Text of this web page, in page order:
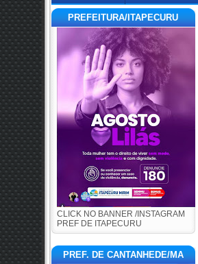
PREFEITURA/ITAPECURU
CLICK NO BANNER /INSTAGRAM
PREF DE ITAPECURU
PREF. DE CANTANHEDE/MA